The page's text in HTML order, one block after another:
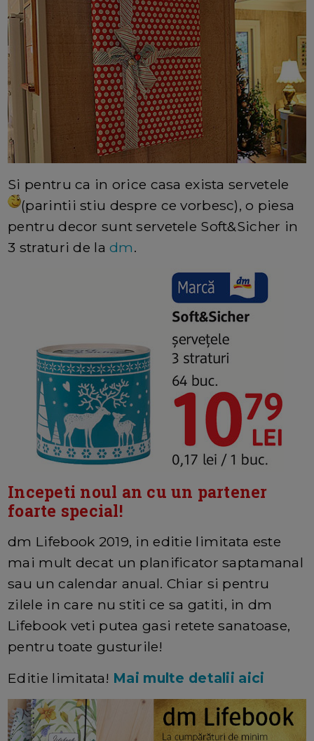
Si pentru ca in orice casa exista servetele
(parintii stiu despre ce vorbesc), o piesa
pentru decor sunt servetele Soft&Sicher in
3 straturi de ladm.
Incepeti noul an cu un partener
foarte special!
dm Lifebook 2019, in editie limitata este
mai mult decat un planificator saptamanal
sau un calendar anual. Chiar si pentru
zilele in care nu stiti ce sa gatiti, in dm
Lifebook veti putea gasi retete sanatoase,
pentru toate gusturile!
Editie limitata! Mai multe detalii aici